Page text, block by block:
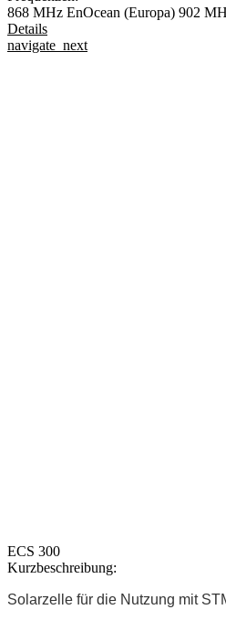
868 MHz EnOcean (Europa) 902
Details
navigate_next
ECS 300
Kurzbeschreibung:
Solarzelle für die Nutzung mit